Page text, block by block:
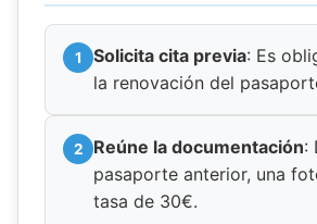
Solicita cita previa: Es
la renovación del
Reúne la documentación:
pasaporte anterior, una
tasa de 30€.